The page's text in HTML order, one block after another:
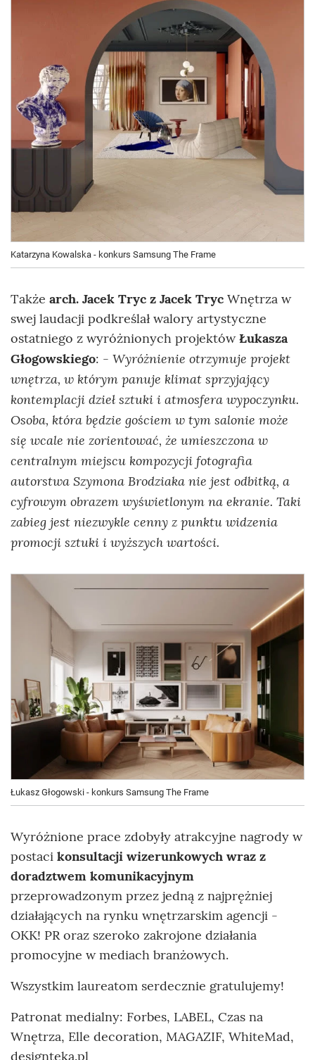
Katarzyna Kowalska - konkurs Samsung The Frame
Także arch. Jacek Tryc z Jacek Tryc Wnętrza w
swej laudacji podkreślał walory artystyczne
ostatniego z wyróżnionych projektówŁukasza
Głogowskiego: - Wyróżnienie otrzymuje projekt
wnętrza, w którym panuje klimat sprzyjający
kontemplacji dzieł sztuki i atmosfera wypoczynku.
Osoba, która będzie gościem w tym salonie może
się wcale nie zorientować, że umieszczona w
centralnym miejscu kompozycji fotografia
autorstwa Szymona Brodziaka nie jest odbitką, a
cyfrowym obrazem wyświetlonym na ekranie. Taki
zabieg jest niezwykle cenny z punktu widzenia
promocji sztuki i wyższych wartości.
Łukasz Głogowski - konkurs Samsung The Frame
Wyróżnione prace zdobyły atrakcyjne nagrody w
postaci konsultacji wizerunkowych wraz z
doradztwem komunikacyjnym
przeprowadzonym przez jedną z najprężniej
działających na rynku wnętrzarskim agencji -
OKK! PR oraz szeroko zakrojone działania
promocyjne w mediach branżowych.
Wszystkim laureatom serdecznie gratulujemy!
Patronat medialny: Forbes, LABEL, Czas na
Wnętrza, Elle decoration, MAGAZIF, WhiteMad,
designteka.pl